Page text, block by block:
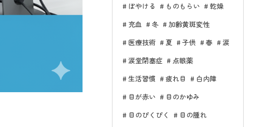
ぼやける
ものもらい
乾燥
充血
冬
加齢黄斑変性
医療技術
夏 子供 春
涙
涙堂閉塞症
点眼薬
生活習慣
疲れ目
白内障
目が赤い
目のかゆみ
目のぴくぴく
目の腫れ